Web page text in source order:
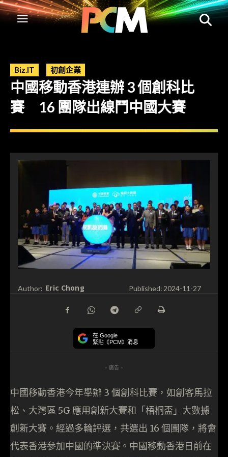
Biz.IT 初創企業
中國移動香港連辦 3 個創科比
賽 16 團隊出線鬥中國大賽
Author: Eric Chong Published: 2024-11-27
在 Google
緊貼《PCM》消息
- 廣告 -
中國移動香港今年舉辦 3 個創科比賽，如創客馬拉
松、大灣區 5G 應用創新大賽和「梧桐盃」大數據
創新大賽。經過多輪評選，共選出 16 個團隊，將會
代表香港參加中國的準決賽。中國移動香港日前在